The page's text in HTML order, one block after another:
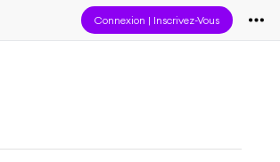
Connexion | Inscrivez-Vous